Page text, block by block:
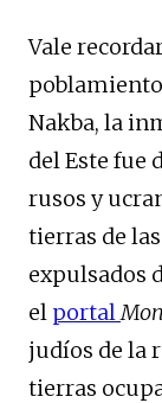
Vale
Nakba, la
del Este fue
rusos y
tierras de
expulsados
el portal
judíos de la
tierras